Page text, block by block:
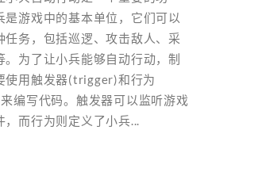
是游戏中的基本单位，它们可以
任务，包括巡逻、攻击敌人、采
。为了让小兵能够自动行动，制
使用触发器(trigger)和行为
编写代码。触发器可以监听游戏
，而行为则定义了小兵...